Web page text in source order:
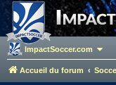
ImpactSoccer.com
Accueil du forum